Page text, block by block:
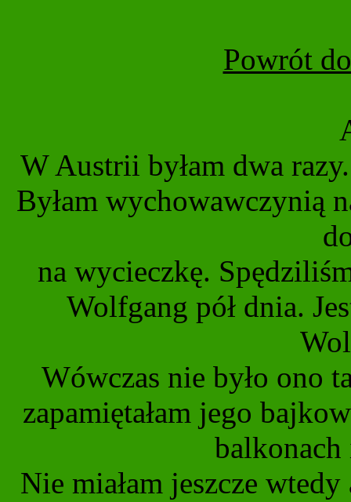
Powrót
W Austrii byłam dwa
Byłam wychowawczynią
na wycieczkę.
Wolfgang pół dnia.
Wówczas nie było ono
zapamiętałam jego
Nie miałam jeszcze